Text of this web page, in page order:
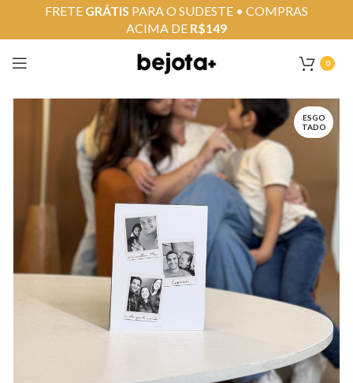
0
ESGO
TADO
FRETE GRÁTIS PARA O SUDESTE • COMPRAS
ACIMA DE R$149